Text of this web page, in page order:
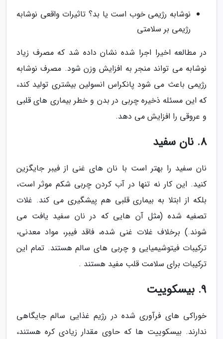
نوشابه رژیمی خوب است یا بد؟ تاثیرات واقعی نوشابه
رژیمی بر سلامتی
در مطالعه اخیرا اجرا شده نشان داده شد که مصرف زیاد
نوشابه می تواند منجر به افزایش وزن شود. مصرف نوشابه
رژیمی باعث می شود پانکراس انسولین بیشتری تولید کند،
که این مسئله ذخیره چربی در بدن و خطر بیماری های قلبی
و عروقی را افزایش می دهد.
8. نان سفید
نان سفید را بهتر است با نان های غنی از فیبر جایگزین
کنید. این کار نه تنها در آب کردن چربی شکم موثر است،
بلکه از ابتلا به بیماری قلبی هم پیشگیری می کند. غلات
تصفیه شده (مثل آن هایی که در نان سفید یافت می
شوند.) برخلاف غلات غنی شده، فاقد فیبر، مواد معدنی،
ترکیبات فیتوشیمیایی و چربی های سالم هستند. تمام این
ترکیبات برای سلامت قلب مفید هستند .
9. بیسکوییت
خوراکی های فرآوری شده در رژیم غذایی سالم جایگاهی
ندارند. بیسکوییت ها که حاوی مقدار زیادی کره هستند،